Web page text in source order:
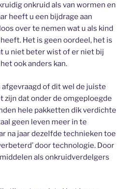
onkruid als van wormen en
heeft u een bijdrage aan
over te nemen wat u als kind
Het is geen oordeel, het is
u niet beter wist of er niet bij
ook anders kan.
of dit wel de juiste
zijn dat onder de omgeploegde
hele pakketten dik verdichte
geen leven meer in te
na jaar dezelfde technieken toe
door technologie. Door
als onkruidverdelgers